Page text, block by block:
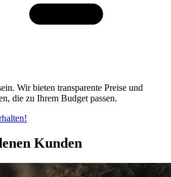
Wir bieten transparente Preise und
die zu Ihrem Budget passen.
Kunden